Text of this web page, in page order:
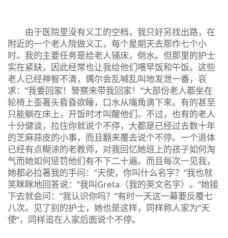
由于医院里没有义工的空档，我只好另找出路，在
附近的一个老人院做义工，每个星期天去那作七个小
时。我的主要任务是给老人铺床，倒水。但那里的护士
实在紧缺，因此经常也让我给他们喂早饭和午饭。这些
老人已经神智不清，偶尔会乱喊乱叫地发泄一番，哀
求：”我要回家！警察来带我回家！”大部份老人都坐在
轮椅上歪著头昏昏欲睡，口水从嘴角滴下来。有的甚至
只能躺在床上，开饭时才叫醒他们。不过，也有的老人
十分健谈，拉住你就说个不停，大都是已经过去数十年
的芝麻蒜皮的小事，而且翻来覆去说个不停。一个退体
已经有点糊涂的老教师，对我回忆她班上的孩子如何淘
气而她如何惩罚他们有不下二十遍。而且每次一见我，
她都必拉著我的手问：”天使，你叫什么名字？”我也就
笑眯眯地回答说：”我叫Greta（我的英文名字）。“她接
下去就会问：”我认识你吗？”有时一天这一幕要反覆七
八次。见了别的护士，她也是这样，同样称人家为“天
使”，同样追在人家后面说个不停。